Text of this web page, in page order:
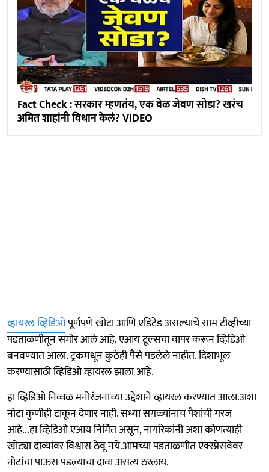
Fact Check : सरकार म्हणतंय, एक वेळ जेवण सोडा? खरंच
अमित शाहांनी विधान केलं? VIDEO
व्हायरल व्हिडिओपूर्णपणे खोटा आणि एडिटेड असल्याचे साम टीव्हीच्या
पडताळणीतून समोर आले आहे. एआय टूल्सचा वापर करून व्हिडिओ
बनवण्यात आला. ट्रकमधून कुठेही पैसे पडलेले नाहीत. दिशाभूल
करण्यासाठी व्हिडिओ व्हायरल झाला आहे.
हा व्हिडिओ निव्वळ मनोरंजनाच्या उद्देशाने व्हायरल करण्यात आला.अशा
नोटा कुणीही टाकून देणार नाही. सध्या सगळ्यांनाच पैशांची गरज
आहे...हा व्हिडिओ एआय निर्मित असून, नागरिकांनी अशा कोणत्याही
खोट्या दाव्यांवर विश्वास ठेवू नये.आमच्या पडताळणीत एक्स्प्रेसवेवर
नोटांचा पाऊस पडल्याचा दावा असत्य ठरलाय.